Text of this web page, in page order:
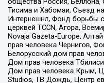
Тисима и Хабомаи, Съезд
Интернешнл, Фонд борьбы
церквей TCCN, Агора,
Novaja Gazeta-Europe,
прав человека Чернигов,
Белорусский дом прав
Дом прав человека
Дом прав человека Крым,
Studios, ТВ Дождь, Центр